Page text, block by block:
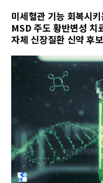
미세혈관 기능 회복시
MSD 주도 황반변성 치
자체 신장질환 신약 후